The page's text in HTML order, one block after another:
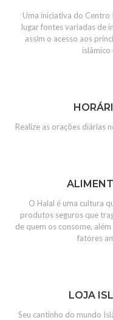
Uma iniciativa do Centro
lugar fontes variadas de
assim o acesso aos
islâmico
Realize as orações diárias
O Halal é uma cultura
produtos seguros que
de quem os consome,
fatores
LOJA
Seu cantinho do mundo